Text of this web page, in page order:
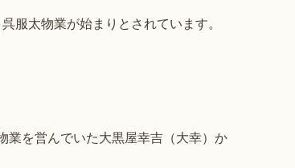
服太物業が始まりとされています。
業を営んでいた大黒屋幸吉（大幸）か